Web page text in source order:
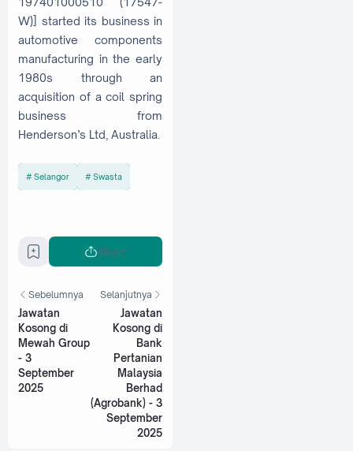
W)] started its business in
automotive components
manufacturing in the early
1980s through an
acquisition of a coil spring
business from
Henderson’s Ltd, Australia.
Selangor Swasta
Share
Sebelumnya
Jawatan
Kosong di
Mewah Group
- 3
September
2025
Selanjutnya
Jawatan
Kosong di
Bank
Pertanian
Malaysia
Berhad
(Agrobank) - 3
September
2025